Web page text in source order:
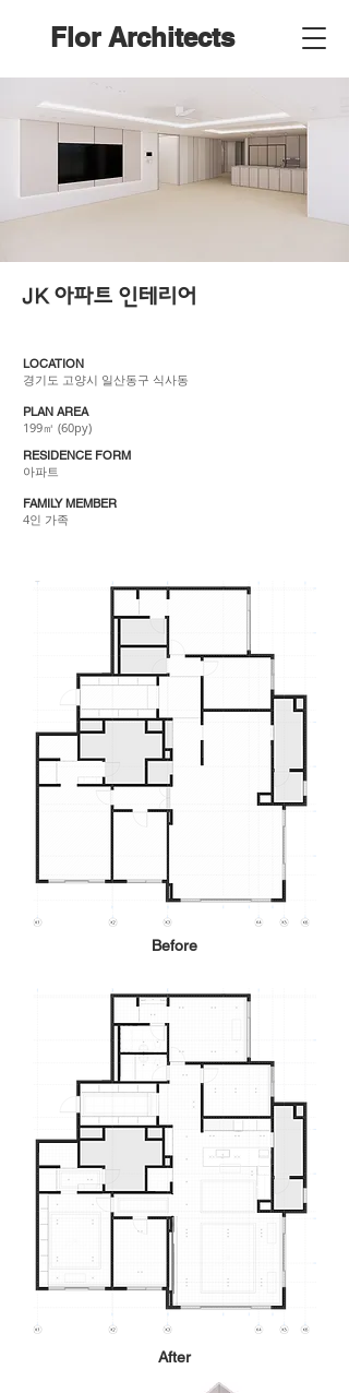
Flor Architects
JK 아파트 인테리어​
LOCATION
경기도 고양시 일산동구 식사동
PLAN AREA
​199㎡ (60py)
RESIDENCE FORM
아파트
FAMILY MEMBER
4인 가족
Before
After